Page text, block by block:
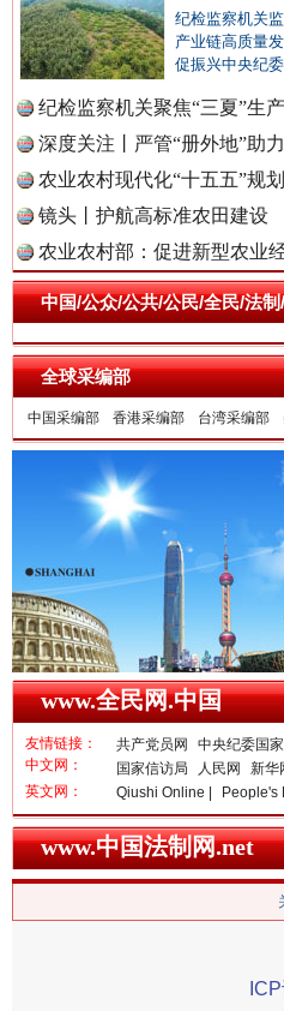
祁连巍巍树丰碑
一枚“钉子”竟然扎入要
雄关漫道展新颜
纪检监察机关
产业链高质量
促振兴中央纪
纪检监察机关聚焦“三夏”生
深度关注丨严管“册外地”助
农业农村现代化“十五五”规
镜头丨护航高标准农田建设
农业农村部：促进新型农业
中国/公众/公共/公民/全民/法
全球采编部
中国采编部 香港采编部 台湾采编部
www.全民网.中国
友情链接：
中文网：
共产党员网 中央纪委国
国家信访局
人民网 新华
英文网：
Qiushi Online | People's
www.中国法制网.net